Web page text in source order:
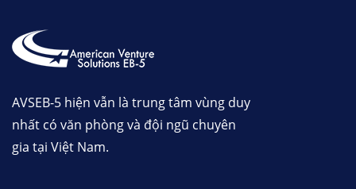
AVSEB-5 hiện vẫn là trung tâm vùng duy
nhất có văn phòng và đội ngũ chuyên
gia tại Việt Nam.